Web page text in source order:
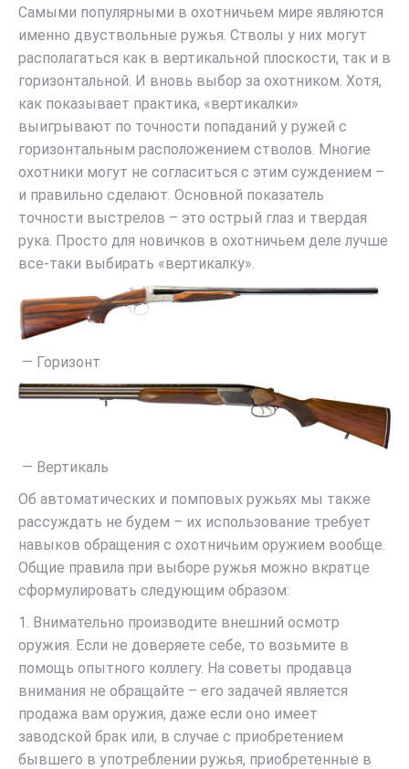
Самыми популярными в охотничьем мире являются
именно двуствольные ружья. Стволы у них могут
располагаться как в вертикальной плоскости, так и в
горизонтальной. И вновь выбор за охотником. Хотя,
как показывает практика, «вертикалки»
выигрывают по точности попаданий у ружей с
горизонтальным расположением стволов. Многие
охотники могут не согласиться с этим суждением –
и правильно сделают. Основной показатель
точности выстрелов – это острый глаз и твердая
рука. Просто для новичков в охотничьем деле лучше
все-таки выбирать «вертикалку».
— Горизонт
— Вертикаль
Об автоматических и помповых ружьях мы также
рассуждать не будем – их использование требует
навыков обращения с охотничьим оружием вообще.
Общие правила при выборе ружья можно вкратце
сформулировать следующим образом:
1. Внимательно производите внешний осмотр
оружия. Если не доверяете себе, то возьмите в
помощь опытного коллегу. На советы продавца
внимания не обращайте – его задачей является
продажа вам оружия, даже если оно имеет
заводской брак или, в случае с приобретением
бывшего в употреблении ружья, приобретенные в